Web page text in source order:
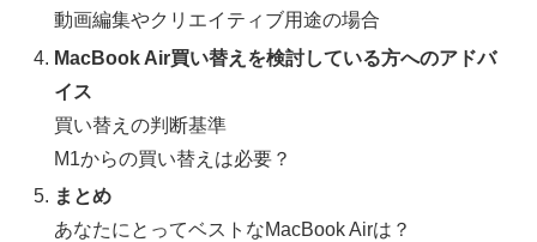
動画編集やクリエイティブ用途の場合
MacBook Air買い替えを検討している方へのアドバ
イス
買い替えの判断基準
M1からの買い替えは必要？
まとめ
あなたにとってベストなMacBook Airは？